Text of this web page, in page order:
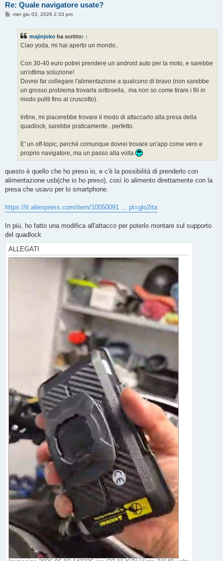
Re: Quale navigatore usate?
Mmer giu 03, 2026 2:33 pm
majinjoko ha scritto: ↑
Ciao yoda, mi hai aperto un mondo..
Con 30-40 euro potrei prendere un android auto per la moto, e sarebbe
un'ottima soluzione!
Dovrei far collegare l'alimentazione a qualcuno di bravo (non sarebbe
un grosso problema trovarla sottosella.. ma non so come tirare i fili in
modo puliti fino al cruscotto).
Infine, mi piacerebbe trovare il modo di attaccarlo alla presa della
quadlock, sarebbe praticamente.. perfetto.
E' un off-topic, perché comunque dovrei trovare un'app come vero e
proprio navigatore, ma un passo alla volta
questo è quello che ho preso io, e c'è la possibilità di prenderlo con
alimentazione usb(che io ho preso), così lo alimento direttamente con la
presa che usavo per lo smartphone.
https://it.aliexpress.com/item/10050091 ... pt=glo2ita
In più, ho fatto una modifica all'attacco per poterlo montare sul supporto
del quadlock
ALLEGATI